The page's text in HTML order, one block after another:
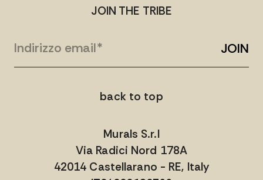
JOIN THE TRIBE
JOIN
back to top
Murals S.r.l
Via Radici Nord 178A
42014 Castellarano - RE, Italy